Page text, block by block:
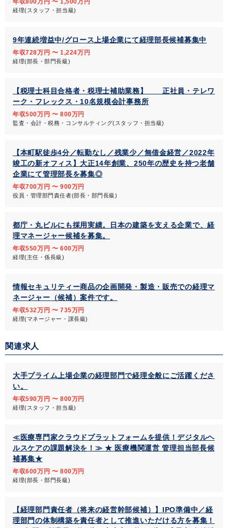
年収800万円 〜 1,500万円
経理(スタッフ・担当級)
9年連続増益中/グロース上場企業にて経理部長候補募集中
年収728万円 〜 1,224万円
経理(部長・部門長級)
【税理士科目合格者・税理士補助業務】 正社員・テレワ
ーク・フレックス・10名規模会計事務所
年収500万円 〜 800万円
監査・会計・税務・コンサルティング(スタッフ・担当級)
【本町駅徒歩4分／転勤なし／残業少／無借金経営／2022年
竣工の新オフィス】大正14年創業、250年の歴史を持つ老舗
企業にて管理部長を募集◎
年収700万円 〜 900万円
役員・管理部門責任者(部長・部門長級)
都庁・丸ビルにも採用実績。日本の建築を支える企業で、経
理マネージャー候補を募集。
年収550万円 〜 600万円
経理(主任・係長級)
情報セキュリティー商品の企画開発・製造・販売での経理マ
ネージャー（候補）案件です。
年収532万円 〜 735万円
経理(マネージャー・課長級)
関連求人
大手プライム上場企業の経理部門で経理全般にご活躍くださ
い。
年収590万円 〜 800万円
経理(スタッフ・担当級)
≪医療専門家クラウドプラットフォームを提供！デジタルヘ
ルスケアの課題解決を！≫ ★ 医療機関運営 管理担当部長候
補募集★
年収600万円 〜 800万円
経理(部長・部門長級)
【経理部門責任者（将来の経営幹部候補）】IPO準備中／経
理部門の体制構築を責任者として推進いただける方を募集！